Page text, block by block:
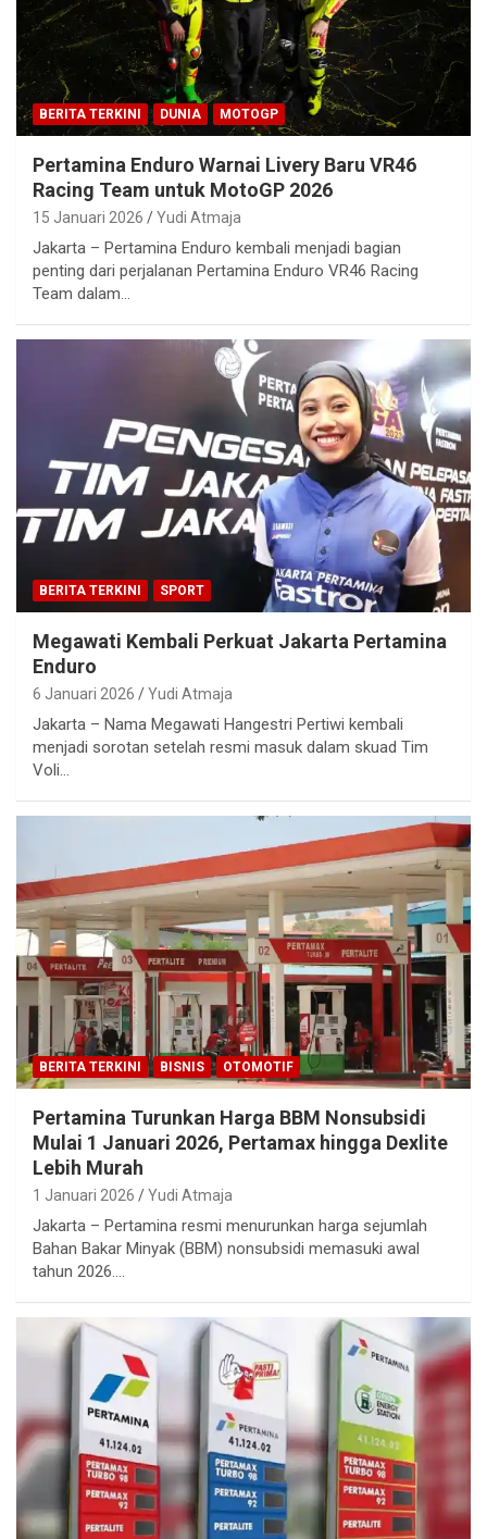
BERITA TERKINI DUNIA MOTOGP
Pertamina Enduro Warnai Livery Baru VR46
Racing Team untuk MotoGP 2026
15 Januari 2026 Yudi Atmaja
Jakarta – Pertamina Enduro kembali menjadi bagian
penting dari perjalanan Pertamina Enduro VR46 Racing
Team dalam…
BERITA TERKINI SPORT
Megawati Kembali Perkuat Jakarta Pertamina
Enduro
6 Januari 2026 Yudi Atmaja
Jakarta – Nama Megawati Hangestri Pertiwi kembali
menjadi sorotan setelah resmi masuk dalam skuad Tim
Voli…
BERITA TERKINI BISNIS OTOMOTIF
Pertamina Turunkan Harga BBM Nonsubsidi
Mulai 1 Januari 2026, Pertamax hingga Dexlite
Lebih Murah
1 Januari 2026 Yudi Atmaja
Jakarta – Pertamina resmi menurunkan harga sejumlah
Bahan Bakar Minyak (BBM) nonsubsidi memasuki awal
tahun 2026.…